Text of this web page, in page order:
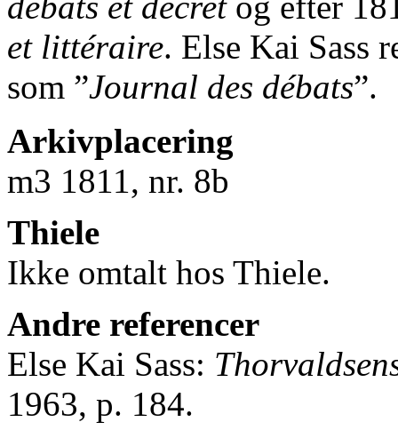
et littéraire. Else Kai Sass
som ”Journal des débats”.
Arkivplacering
m3 1811, nr. 8b
Thiele
Ikke omtalt hos Thiele.
Andre referencer
Else Kai Sass:
1963, p. 184.